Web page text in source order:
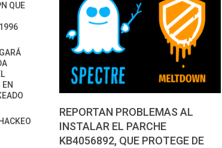
REPORTAN PROBLEMAS AL
INSTALAR EL PARCHE
KB4056892, QUE PROTEGE DE
QUE